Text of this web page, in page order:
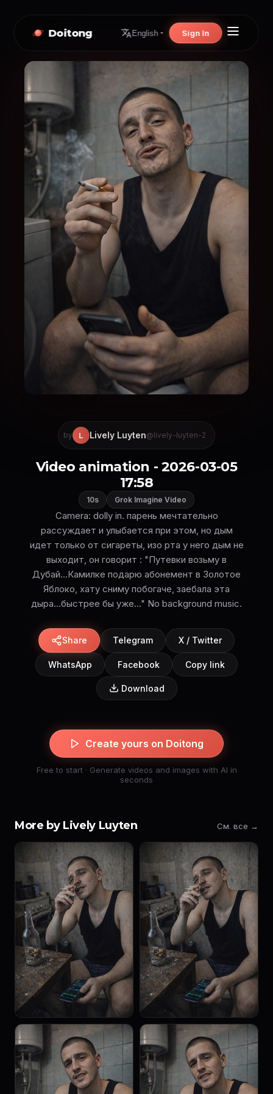
Doitong English Sign In
by L Lively Luyten@lively-luyten-2
Video animation - 2026-03-05
17:58
10s Grok Imagine Video
Camera: dolly in. парень мечтательно
рассуждает и улыбается при этом, но дым
идет только от сигареты, изо рта у него дым не
выходит, он говорит : "Путевки возьму в
Дубай...Камилке подарю абонемент в Золотое
Яблоко, хату сниму побогаче, заебала эта
дыра...быстрее бы уже..." No background music.
Share Telegram X / Twitter
WhatsApp Facebook Copy link
Download
Create yours on Doitong
Free to start · Generate videos and images with AI in
seconds
More by Lively Luyten См. все →